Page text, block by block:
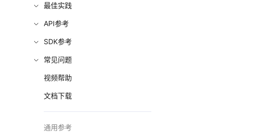
最佳实践
API参考
SDK参考
常见问题
视频帮助
文档下载
通用参考